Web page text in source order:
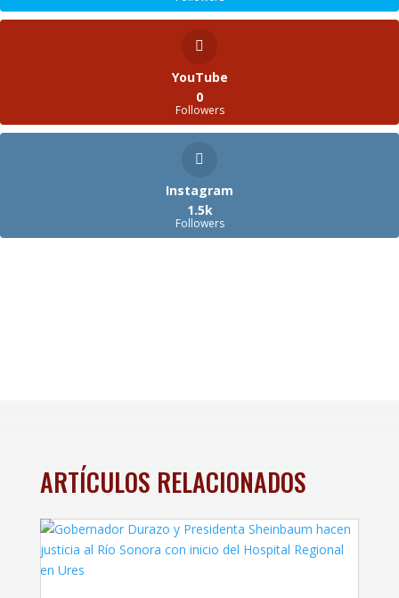
YouTube
0
Followers
Instagram
1.5k
Followers
ARTÍCULOS RELACIONADOS